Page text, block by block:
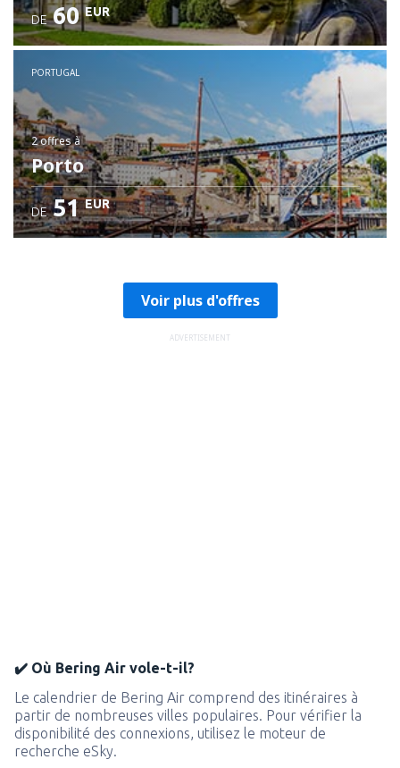
DE 60 EUR
PORTUGAL
2 offresà
Porto
DE 51 EUR
Voir plus d'offres
ADVERTISEMENT
✔️ Où Bering Air vole-t-il?
Le calendrier de Bering Air comprend des itinéraires à
partir de nombreuses villes populaires. Pour vérifier la
disponibilité des connexions, utilisez le moteur de
recherche eSky.